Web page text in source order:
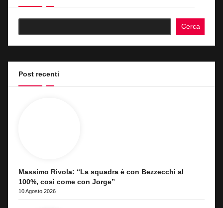
Cerca
Post recenti
Massimo Rivola: “La squadra è con Bezzecchi al
100%, così come con Jorge”
10 Agosto 2026